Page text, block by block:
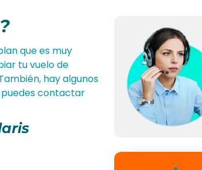
que es muy
tu vuelo de
hay algunos
puedes contactar